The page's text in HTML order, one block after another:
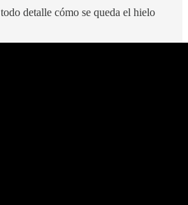
detalle cómo se queda el hielo